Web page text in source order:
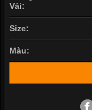
Vải:
Size:
Màu: